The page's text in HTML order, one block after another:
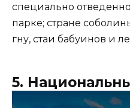
специально
парке; стране
гну, стаи бабуинов и
5.